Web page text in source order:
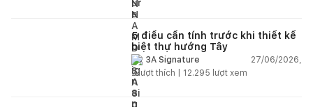
5 điều cần tính trước khi thiết kế
biệt thự hướng Tây
3A Signature
27/06/2026,
2lượt thích | 12.295 lượt xem